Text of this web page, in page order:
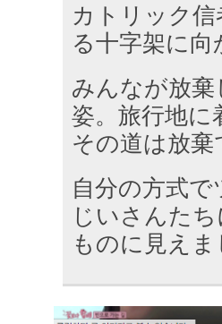
カトリック
る十字架に
みんなが放
姿。旅行地に
その道は放
自分の方式
じいさんた
ものに見えま